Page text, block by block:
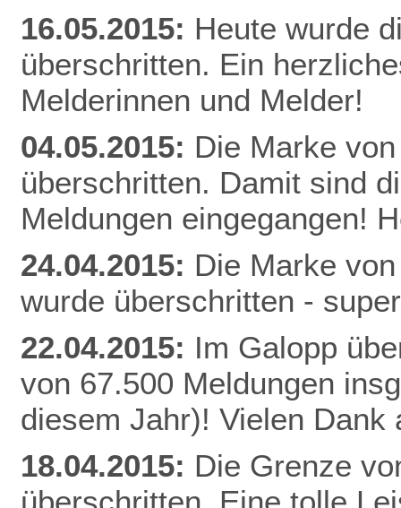
16.05.2015: Heute wurde
überschritten. Ein
Melderinnen und Melder!
04.05.2015: Die Marke
überschritten. Damit sind
Meldungen eingegangen!
24.04.2015: Die Marke
wurde überschritten -
22.04.2015: Im Galopp
von 67.500 Meldungen
diesem Jahr)! Vielen
18.04.2015: Die Grenze